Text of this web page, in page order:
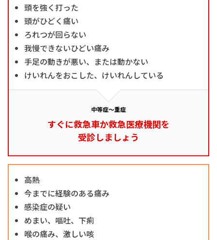
頭を強く打った
頭がひどく痛い
ろれつが回らない
我慢できないひどい痛み
手足の動きが悪い、または動かない
けいれんをおこした、けいれんしている
中等症～重症
すぐに救急車か救急医療機関を
受診しましょう
高熱
今までに経験のある痛み
感染症の疑い
めまい、嘔吐、下痢
喉の痛み、激しい咳